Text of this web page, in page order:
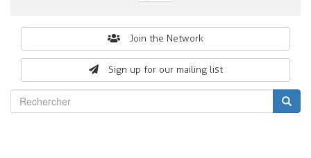
Join the Network
Sign up for our mailing list
form